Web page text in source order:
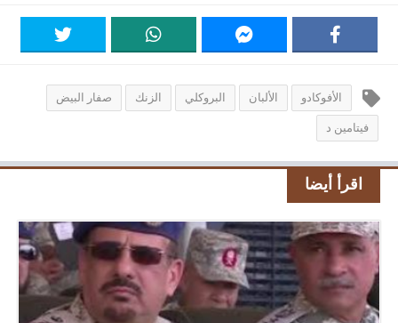
الأفوكادو الألبان البروكلي الزنك صفار البيض
فيتامين د
اقرأ أيضا